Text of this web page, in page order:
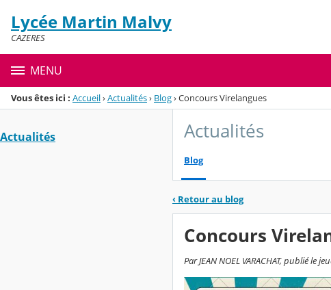
Menu de la rubrique
Contenu
Lycée Martin Malvy
CAZERES
MENU
Vous êtes ici : Accueil›Actualités› Blog›Concours Virelangues
Actualités Actualités
Blog
‹ Retour au blog
Concours
Par JEAN NOEL VARACHAT, publié